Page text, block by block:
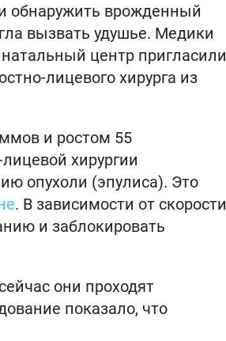
обнаружить врожденный
вызвать удушье. Медики
центр пригласили
лицевого хирурга из
и ростом 55
хирургии
опухоли (эпулиса). Это
. В зависимости от скорости
и заблокировать
они проходят
показало, что